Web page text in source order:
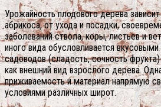
Урожайность плодового дерева
абрикоса, от ухода и посадки,
заболеваний ствола, коры, листьев и
иного вида обусловливается
садоводов (сладость, сочность
как внешний вид взрослого дерева.
приживаемость и материал напрямую
условиями различных широт.